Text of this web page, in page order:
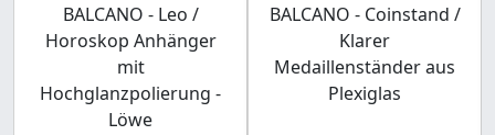
BALCANO - Leo /
Horoskop Anhänger
mit
Hochglanzpolierung -
Löwe
BALCANO - Coinstand /
Klarer
Medaillenständer aus
Plexiglas